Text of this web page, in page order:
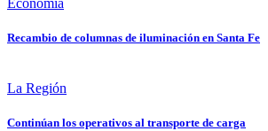
Recambio de columnas de iluminación en Santa Fe
La Región
Continúan los operativos al transporte de carga